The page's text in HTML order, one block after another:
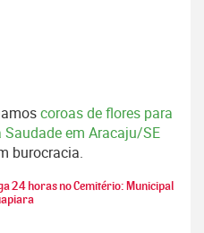
coroas de flores para
em Aracaju/SE
burocracia.
24 horas no Cemitério: Municipal